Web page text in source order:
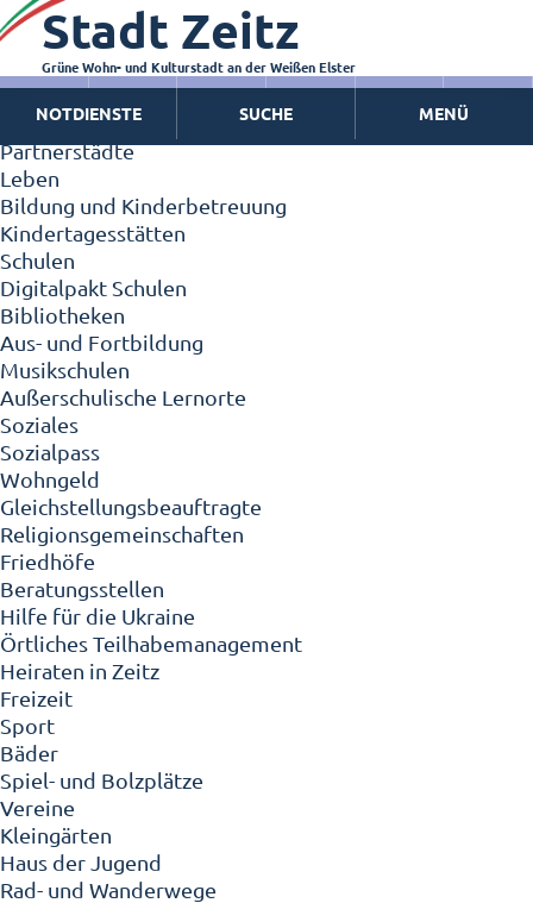
Zeitz - Die Kleinstadt
Willkommen in Zeitz!
Interview mit Oberbürgermeister Christian Thieme
Zeitz - Stadt der Zukunft
Ortschaften
Partnerstädte
Leben
Bildung und Kinderbetreuung
Kindertagesstätten
Schulen
Digitalpakt Schulen
Bibliotheken
Aus- und Fortbildung
Musikschulen
Außerschulische Lernorte
Soziales
Sozialpass
Wohngeld
Gleichstellungsbeauftragte
Religionsgemeinschaften
Friedhöfe
Beratungsstellen
Hilfe für die Ukraine
Örtliches Teilhabemanagement
Heiraten in Zeitz
Freizeit
Sport
Bäder
Spiel- und Bolzplätze
Vereine
Kleingärten
Haus der Jugend
Rad- und Wanderwege
Stadt Zeitz
Grüne Wohn- und Kulturstadt an der Weißen Elster
NOTDIENSTE SUCHE MENÜ